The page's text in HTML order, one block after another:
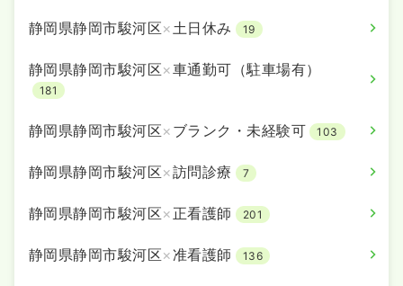
静岡県静岡市駿河区×土日休み 19
静岡県静岡市駿河区×車通勤可（駐車場有）
181
静岡県静岡市駿河区× ブランク・未経験可 103
静岡県静岡市駿河区×訪問診療 7
静岡県静岡市駿河区× 正看護師 201
静岡県静岡市駿河区×准看護師 136